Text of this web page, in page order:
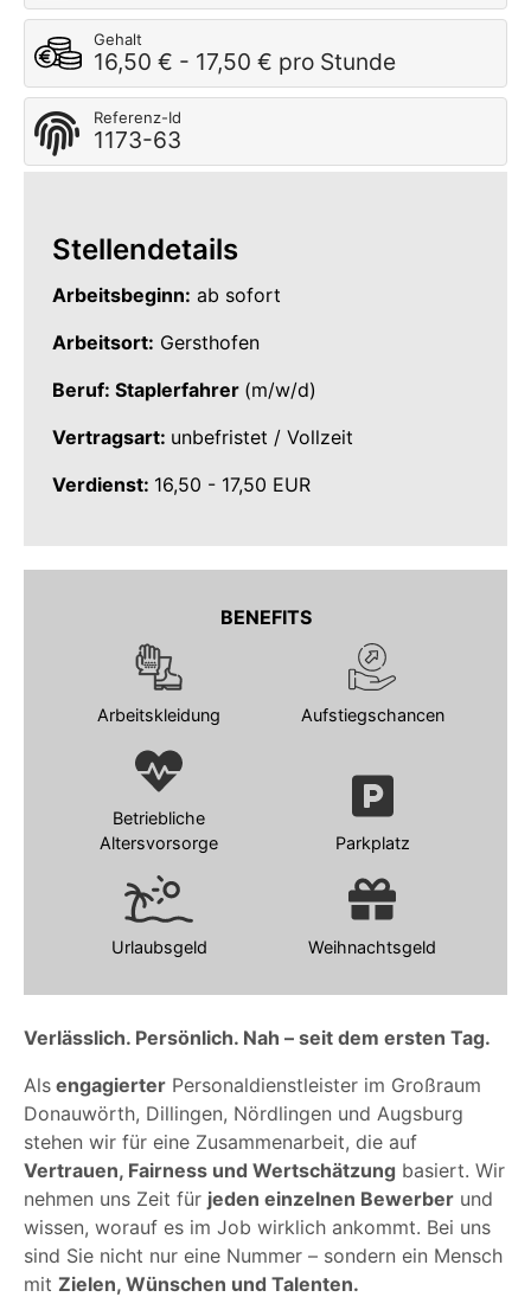
Gehalt
16,50 € - 17,50 € pro Stunde
Referenz-Id
1173-63
Verlässlich. Persönlich. Nah – seit dem ersten Tag.
Als engagierter Personaldienstleister im Großraum
Donauwörth, Dillingen, Nördlingen und Augsburg
stehen wir für eine Zusammenarbeit, die auf
Vertrauen, Fairness und Wertschätzung basiert. Wir
nehmen uns Zeit für jeden einzelnen Bewerber und
wissen, worauf es im Job wirklich ankommt. Bei uns
sind Sie nicht nur eine Nummer – sondern ein Mensch
mit Zielen, Wünschen und Talenten.
Stellendetails
Arbeitsbeginn: ab sofort
Arbeitsort: Gersthofen
Beruf: Staplerfahrer (m/w/d)
Vertragsart: unbefristet / Vollzeit
Verdienst: 16,50 - 17,50 EUR
BENEFITS
Arbeitskleidung Aufstiegschancen
Betriebliche
Altersvorsorge
Parkplatz
Urlaubsgeld Weihnachtsgeld